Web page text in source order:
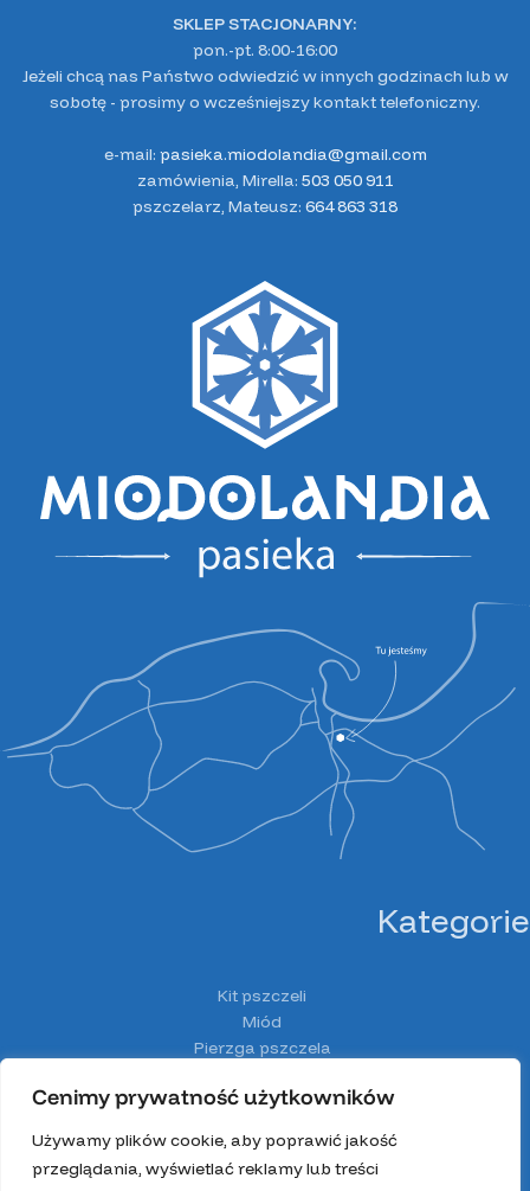
Cenimy prywatność użytkowników
Używamy plików cookie, aby poprawić jakość
przeglądania, wyświetlać reklamy lub treści
SKLEP STACJONARNY:
pon.-pt. 8:00-16:00
Jeżeli chcą nas Państwo odwiedzić w innych godzinach lub w
sobotę - prosimy o wcześniejszy kontakt telefoniczny.
e-mail: pasieka.miodolandia@gmail.com
zamówienia, Mirella: 503 050 911
pszczelarz, Mateusz: 664 863 318
Kategorie
Kit pszczeli
Miód
Pierzga pszczela
Spiżarnia Miodolandia
Z głową w ulu
Zestawy prezentowe